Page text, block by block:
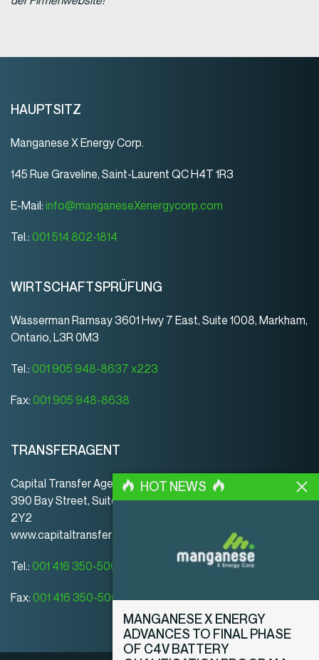
HAUPTSITZ
Manganese X Energy Corp.
145 Rue Graveline, Saint-Laurent QC H4T 1R3
E-Mail: info@manganeseXenergycorp.com
Tel.: 001 514 802-1814
WIRTSCHAFTSPRÜFUNG
Wasserman Ramsay 3601 Hwy 7 East, Suite 1008, Markham,
Ontario, L3R 0M3
Tel.: 001 905 948-8637 x223
Fax: 001 905 948-8638
TRANSFERAGENT
Capital Transfer Agency
390 Bay Street, Suite 920 | Toronto | ON | Canada | M5H
2Y2
www.capitaltransferagency.com
Tel.: 001 416 350-5007 ext 107
Fax: 001 416 350-5008
HOT NEWS
MANGANESE X ENERGY
ADVANCES TO FINAL PHASE
OF C4V BATTERY